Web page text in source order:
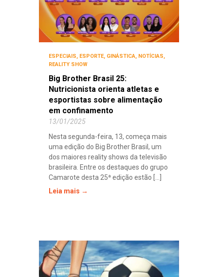
ESPECIAIS, ESPORTE, GINÁSTICA, NOTÍCIAS,
REALITY SHOW
Big Brother Brasil 25:
Nutricionista orienta atletas e
esportistas sobre alimentação
em confinamento
13/01/2025
Nesta segunda-feira, 13, começa mais
uma edição do Big Brother Brasil, um
dos maiores reality shows da televisão
brasileira. Entre os destaques do grupo
Camarote desta 25ª edição estão [...]
Leia mais →